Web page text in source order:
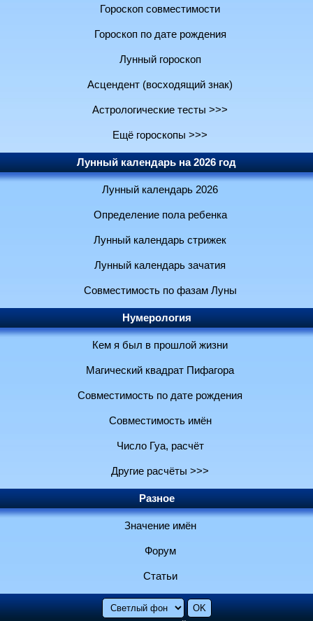
Гороскоп совместимости
Гороскоп по дате рождения
Лунный гороскоп
Асцендент (восходящий знак)
Астрологические тесты >>>
Ещё гороскопы >>>
Лунный календарь на 2026 год
Лунный календарь 2026
Определение пола ребенка
Лунный календарь стрижек
Лунный календарь зачатия
Совместимость по фазам Луны
Нумерология
Кем я был в прошлой жизни
Магический квадрат Пифагора
Совместимость по дате рождения
Совместимость имён
Число Гуа, расчёт
Другие расчёты >>>
Разное
Значение имён
Форум
Статьи